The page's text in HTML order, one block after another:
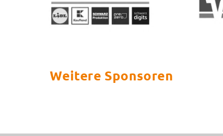
Weitere Sponsoren